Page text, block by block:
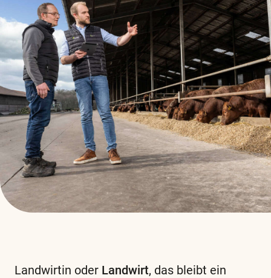
Landwirtin oder Landwirt, das bleibt ein